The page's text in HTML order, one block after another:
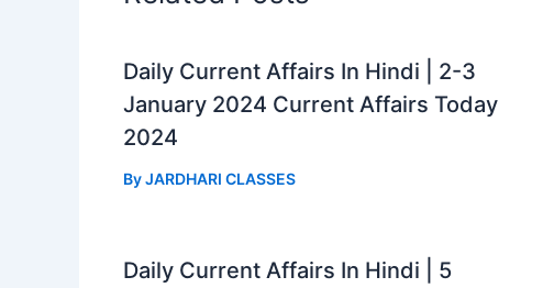
Daily Current Affairs In Hindi | 2-3
January 2024 Current Affairs Today
2024
ByJARDHARI CLASSES
Daily Current Affairs In Hindi | 5